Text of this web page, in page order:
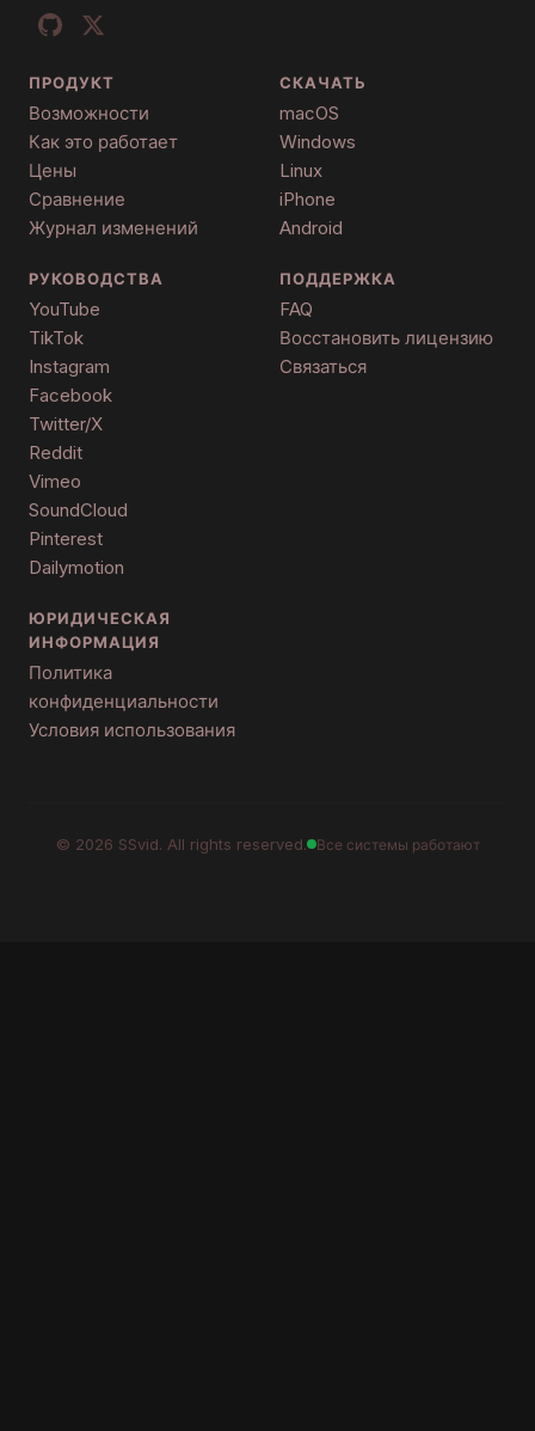
ПРОДУКТ
Возможности
Как это работает
Цены
Сравнение
Журнал изменений
СКАЧАТЬ
macOS
Windows
Linux
iPhone
Android
РУКОВОДСТВА
YouTube
TikTok
Instagram
Facebook
Twitter/X
Reddit
Vimeo
SoundCloud
Pinterest
Dailymotion
ПОДДЕРЖКА
FAQ
Восстановить лицензию
Связаться
ЮРИДИЧЕСКАЯ
ИНФОРМАЦИЯ
Политика
конфиденциальности
Условия использования
© 2026 SSvid. All rights reserved. Все системы работают